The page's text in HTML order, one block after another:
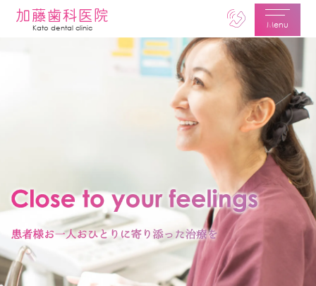
Menu
加藤歯科医院
Kato dental clinic